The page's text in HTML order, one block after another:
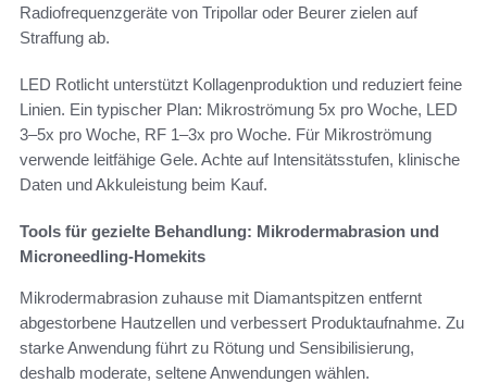
Radiofrequenzgeräte von Tripollar oder Beurer zielen auf
Straffung ab.
LED Rotlicht unterstützt Kollagenproduktion und reduziert feine
Linien. Ein typischer Plan: Mikroströmung 5x pro Woche, LED
3–5x pro Woche, RF 1–3x pro Woche. Für Mikroströmung
verwende leitfähige Gele. Achte auf Intensitätsstufen, klinische
Daten und Akkuleistung beim Kauf.
Tools für gezielte Behandlung: Mikrodermabrasion und
Microneedling-Homekits
Mikrodermabrasion zuhause mit Diamantspitzen entfernt
abgestorbene Hautzellen und verbessert Produktaufnahme. Zu
starke Anwendung führt zu Rötung und Sensibilisierung,
deshalb moderate, seltene Anwendungen wählen.